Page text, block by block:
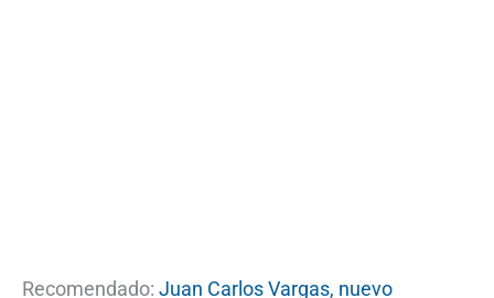
Recomendado: Juan Carlos Vargas, nuevo